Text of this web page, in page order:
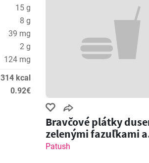
15 g
8 g
39 mg
2 g
124 mg
314 kcal
0.92€
Bravčové plátky
zelenými fazuľkami a
cícerom
Patush